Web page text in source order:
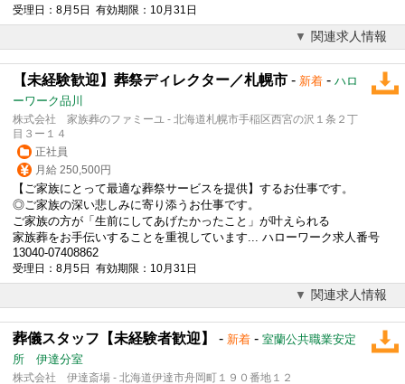
受理日：8月5日 有効期限：10月31日
関連求人情報
【未経験歓迎】葬祭ディレクター／札幌市 - 新着 - ハロ
ーワーク品川
株式会社 家族葬のファミーユ - 北海道札幌市手稲区西宮の沢１条２丁
目３ー１４
正社員
月給 250,500円
【ご家族にとって最適な葬祭サービスを提供】するお仕事です。
◎ご家族の深い悲しみに寄り添うお仕事です。
ご家族の方が「生前にしてあげたかったこと」が叶えられる
家族葬をお手伝いすることを重視しています... ハローワーク求人番号
13040-07408862
受理日：8月5日 有効期限：10月31日
関連求人情報
葬儀スタッフ【未経験者歓迎】 - 新着 - 室蘭公共職業安定
所 伊達分室
株式会社 伊達斎場 - 北海道伊達市舟岡町１９０番地１２